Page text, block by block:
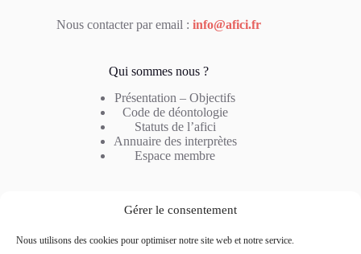
Gérer le consentement
Nous utilisons des cookies pour optimiser notre site web et notre service.
Nous contacter par email :info@afici.fr
Qui sommes nous ?
Présentation – Objectifs
Code de déontologie
Statuts de l’afici
Annuaire des interprètes
Espace membre
Notre métier
Type d’interprétation